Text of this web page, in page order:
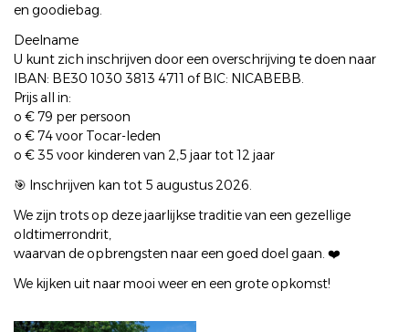
en goodiebag.
Deelname
U kunt zich inschrijven door een overschrijving te doen naar
IBAN: BE30 1030 3813 4711 of BIC: NICABEBB.
Prijs all in:
o € 79 per persoon
o € 74 voor Tocar-leden
o € 35 voor kinderen van 2,5 jaar tot 12 jaar
🎯 Inschrijven kan tot 5 augustus 2026.
We zijn trots op deze jaarlijkse traditie van een gezellige
oldtimerrondrit,
waarvan de opbrengsten naar een goed doel gaan. ❤️
We kijken uit naar mooi weer en een grote opkomst!